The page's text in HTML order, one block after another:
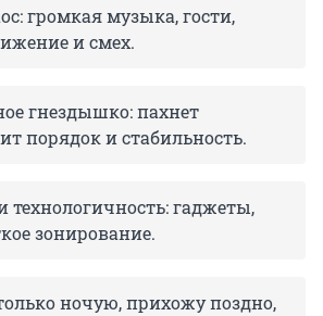
громкая музыка, гости,
и смех.
гнездышко: пахнет
порядок и стабильность.
гаджеты,
зонирование.
ночую, прихожу поздно,